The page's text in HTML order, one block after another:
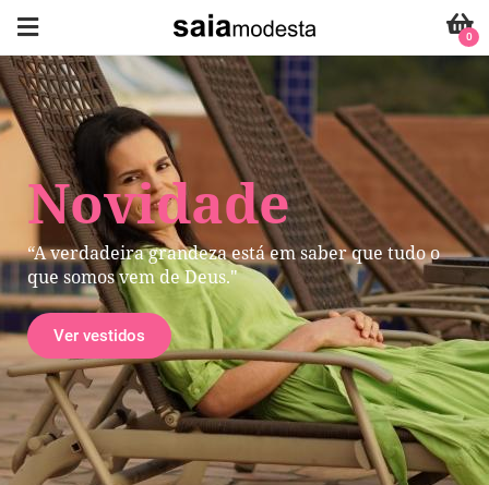
Novidade
“A verdadeira grandeza está em saber que tudo o
que somos vem de Deus."
Ver vestidos
0